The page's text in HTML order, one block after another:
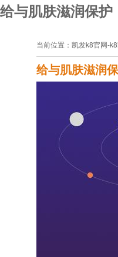
给与肌肤滋润保
当前位置： 凯发k8官网-
给与肌肤滋润